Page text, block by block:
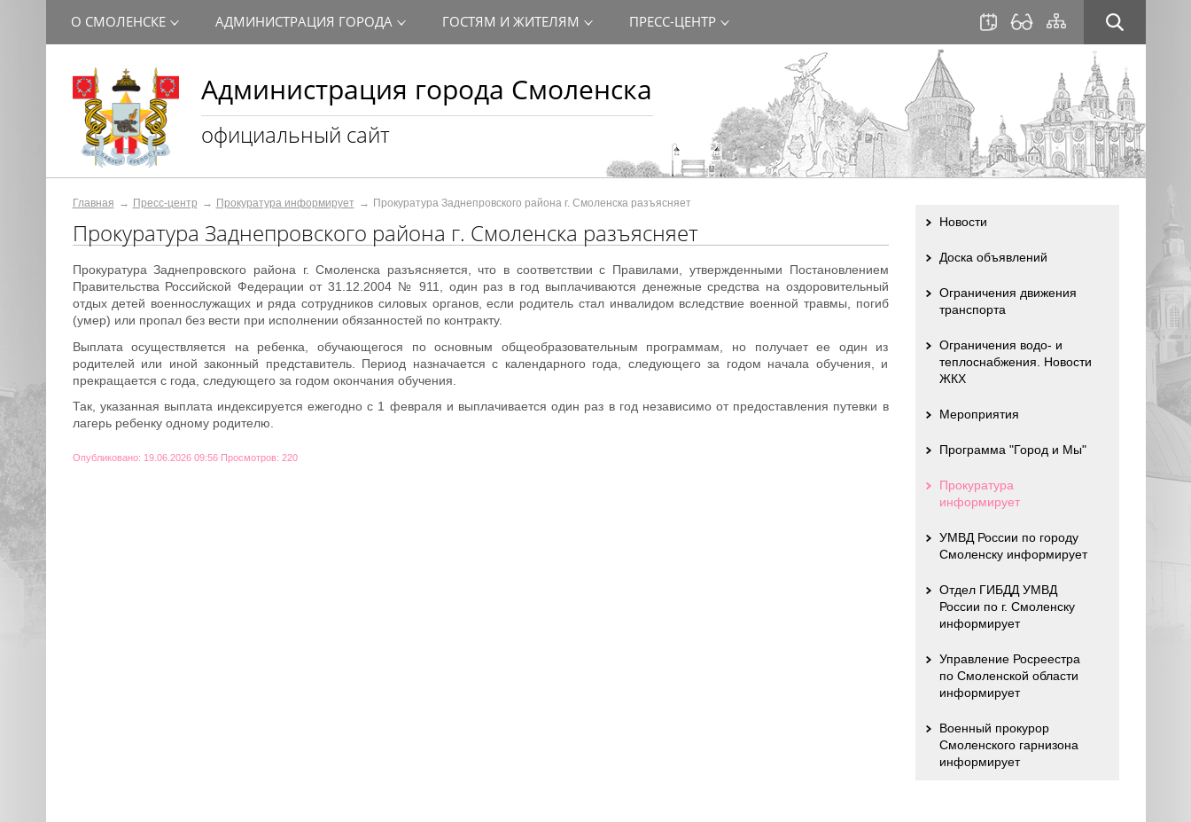
Администрация города Смоленска
официальный сайт
О СМОЛЕНСКЕ АДМИНИСТРАЦИЯ ГОРОДА ГОСТЯМ И ЖИТЕЛЯМ ПРЕСС-ЦЕНТР
Главная Пресс-центр Прокуратура информирует Прокуратура Заднепровского района г. Смоленска разъясняет
Прокуратура Заднепровского района г. Смоленска разъясняет
Прокуратура Заднепровского района г. Смоленска разъясняется, что в соответствии с Правилами, утвержденными Постановлением
Правительства Российской Федерации от 31.12.2004 № 911, один раз в год выплачиваются денежные средства на оздоровительный
отдых детей военнослужащих и ряда сотрудников силовых органов, если родитель стал инвалидом вследствие военной травмы, погиб
(умер) или пропал без вести при исполнении обязанностей по контракту.
Выплата осуществляется на ребенка, обучающегося по основным общеобразовательным программам, но получает ее один из
родителей или иной законный представитель. Период назначается с календарного года, следующего за годом начала обучения, и
прекращается с года, следующего за годом окончания обучения.
Так, указанная выплата индексируется ежегодно с 1 февраля и выплачивается один раз в год независимо от предоставления путевки в
лагерь ребенку одному родителю.
Опубликовано: 19.06.2026 09:56 Просмотров: 220
Новости
Доска объявлений
Ограничения движения
транспорта
Ограничения водо- и
теплоснабжения. Новости
ЖКХ
Мероприятия
Программа "Город и Мы"
Прокуратура
информирует
УМВД России по городу
Смоленску информирует
Отдел ГИБДД УМВД
России по г. Смоленску
информирует
Управление Росреестра
по Смоленской области
информирует
Военный прокурор
Смоленского гарнизона
информирует